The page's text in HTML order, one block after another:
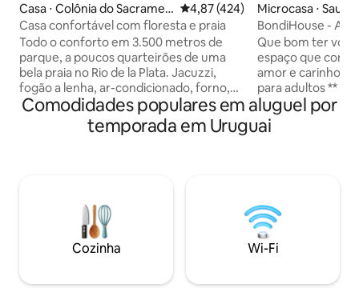
Casa ⋅ Colônia do Sacramen
to
4,87 de uma avaliação média de
4,87 (424)
Casa confortável com floresta e praia
Todo o conforto em 3.500 metros de
parque, a poucos quarteirões de uma
bela praia no Rio de la Plata. Jacuzzi,
fogão a lenha, ar-condicionado, forno,
fogão, churrasqueira, mini piscina,
internet, smarttv e muito mais. Uma
bela experiência de descanso,
o consumo de eletricidade é cobrado
separadamente, varia de 2 a 6 dólares
por dia, dependendo do uso. A lenha
também é cobrada separadamente a
Microcasa ⋅
uelo
BondiHouse -
Que bom ter
espaço que
amor e carinho. ** Acomodação apenas
para adultos **
românticas 😍 Esta pequena casa é ideal
para
paz da natureza
toque boutique,
nada. Cada
para que você se
ainda melhor. ✨
Comodidades populares em aluguel por
temporada em Uruguai
Cozinha Wi-Fi